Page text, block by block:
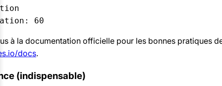
à la documentation officielle pour les bonnes pratiques
docs.
(indispensable)